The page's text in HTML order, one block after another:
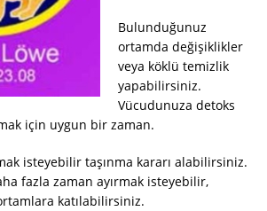
Bulunduğunuz
ortamda değişiklikler
veya köklü temizlik
yapabilirsiniz.
Vücudunuza detoks
için uygun bir zaman.
isteyebilir taşınma kararı alabilirsiniz.
fazla zaman ayırmak isteyebilir,
katılabilirsiniz.